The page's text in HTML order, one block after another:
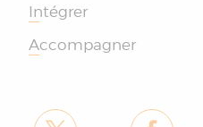
Intégrer
Accompagner